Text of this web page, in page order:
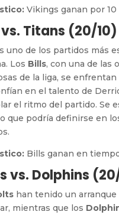
Vikings ganan por 10
Titans (20/10)
uno de los partidos más
Los Bills, con una de las
de la liga, se enfrentan
en el talento de
el ritmo del partido. Se
que podría definirse en
Bills ganan en
vs. Dolphins
han tenido un arranque
mientras que los